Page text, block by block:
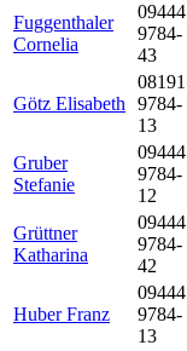
Fuggenthaler
Cornelia
09444
9784-
43
Götz Elisabeth
08191
9784-
13
Gruber
Stefanie
09444
9784-
12
Grüttner
Katharina
09444
9784-
42
Huber Franz
09444
9784-
13